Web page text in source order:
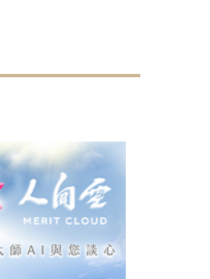
傳燈錄》英譯版第一、二冊於2026年
研究院提供